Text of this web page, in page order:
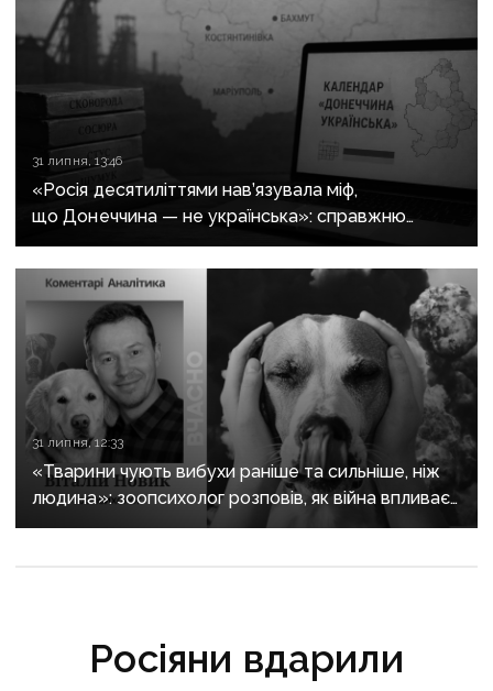
31 липня, 13:46
«Росія десятиліттями нав’язувала міф,
що Донеччина — не українська»: справжню
історію регіону зберуть в унікальному календарі
31 липня, 12:33
«Тварини чують вибухи раніше та сильніше, ніж
людина»: зоопсихолог розповів, як війна впливає
на домашніх улюбленців
Росіяни вдарили